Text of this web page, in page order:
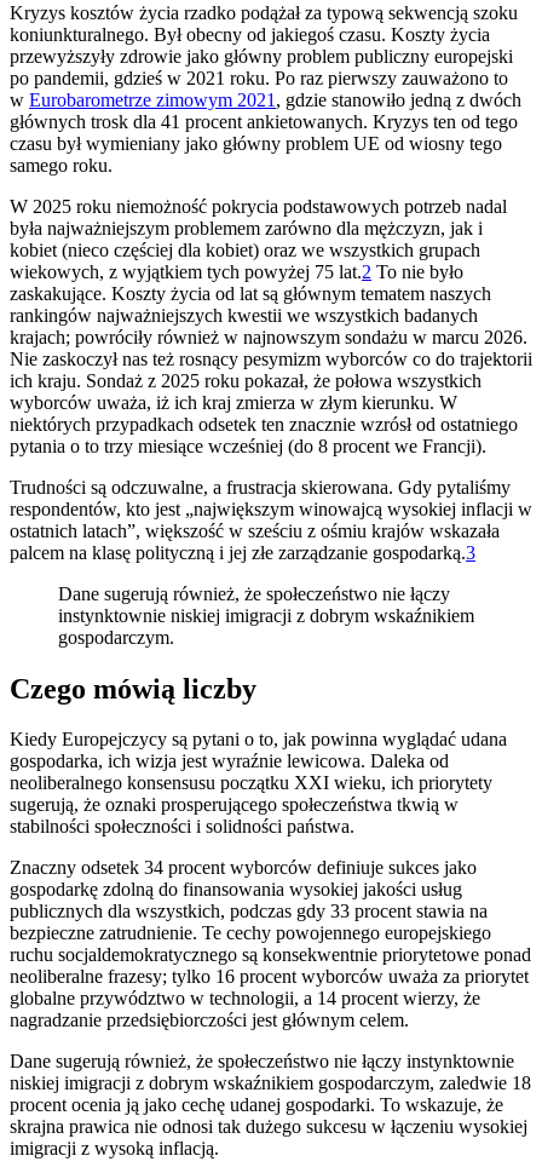
Kryzys kosztów życia rzadko podążał za typową sekwencją szoku
koniunkturalnego. Był obecny od jakiegoś czasu. Koszty życia
przewyższyły zdrowie jako główny problem publiczny europejski
po pandemii, gdzieś w 2021 roku. Po raz pierwszy zauważono to
w Eurobarometrze zimowym 2021 , gdzie stanowiło jedną z dwóch
głównych trosk dla 41 procent ankietowanych. Kryzys ten od tego
czasu był wymieniany jako główny problem UE od wiosny tego
samego roku.
W 2025 roku niemożność pokrycia podstawowych potrzeb nadal
była najważniejszym problemem zarówno dla mężczyzn, jak i
kobiet (nieco częściej dla kobiet) oraz we wszystkich grupach
wiekowych, z wyjątkiem tych powyżej 75 lat.2 To nie było
zaskakujące. Koszty życia od lat są głównym tematem naszych
rankingów najważniejszych kwestii we wszystkich badanych
krajach; powróciły również w najnowszym sondażu w marcu 2026.
Nie zaskoczył nas też rosnący pesymizm wyborców co do trajektorii
ich kraju. Sondaż z 2025 roku pokazał, że połowa wszystkich
wyborców uważa, iż ich kraj zmierza w złym kierunku. W
niektórych przypadkach odsetek ten znacznie wzrósł od ostatniego
pytania o to trzy miesiące wcześniej (do 8 procent we Francji).
Trudności są odczuwalne, a frustracja skierowana. Gdy pytaliśmy
respondentów, kto jest „największym winowajcą wysokiej inflacji w
ostatnich latach”, większość w sześciu z ośmiu krajów wskazała
palcem na klasę polityczną i jej złe zarządzanie gospodarką.3
Dane sugerują również, że społeczeństwo nie łączy
instynktownie niskiej imigracji z dobrym wskaźnikiem
gospodarczym.
Czego mówią liczby
Kiedy Europejczycy są pytani o to, jak powinna wyglądać udana
gospodarka, ich wizja jest wyraźnie lewicowa. Daleka od
neoliberalnego konsensusu początku XXI wieku, ich priorytety
sugerują, że oznaki prosperującego społeczeństwa tkwią w
stabilności społeczności i solidności państwa.
Znaczny odsetek 34 procent wyborców definiuje sukces jako
gospodarkę zdolną do finansowania wysokiej jakości usług
publicznych dla wszystkich, podczas gdy 33 procent stawia na
bezpieczne zatrudnienie. Te cechy powojennego europejskiego
ruchu socjaldemokratycznego są konsekwentnie priorytetowe ponad
neoliberalne frazesy; tylko 16 procent wyborców uważa za priorytet
globalne przywództwo w technologii, a 14 procent wierzy, że
nagradzanie przedsiębiorczości jest głównym celem.
Dane sugerują również, że społeczeństwo nie łączy instynktownie
niskiej imigracji z dobrym wskaźnikiem gospodarczym, zaledwie 18
procent ocenia ją jako cechę udanej gospodarki. To wskazuje, że
skrajna prawica nie odnosi tak dużego sukcesu w łączeniu wysokiej
imigracji z wysoką inflacją.